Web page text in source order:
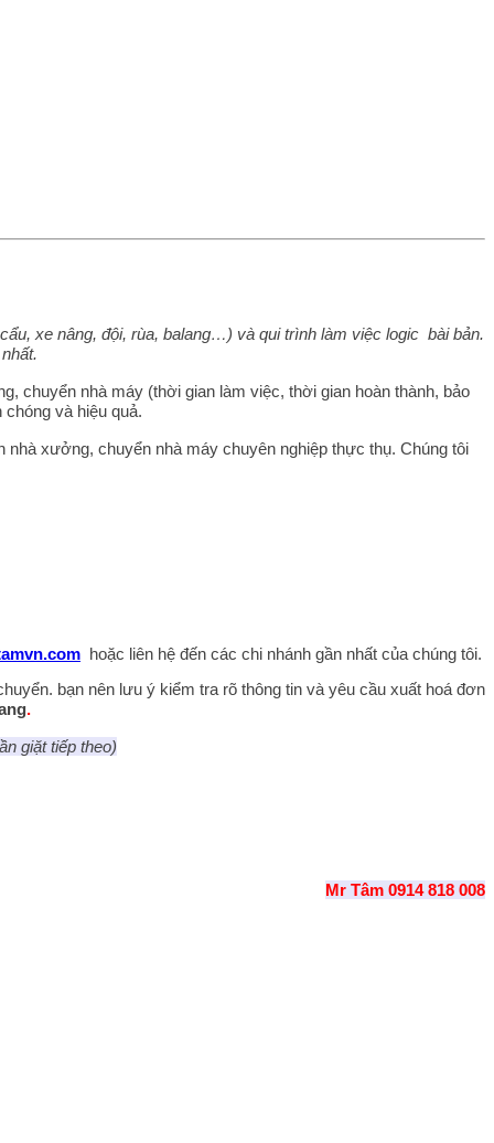
xe nâng, đội, rùa, balang…) và qui trình làm việc logic bài bản.
chuyển nhà máy (thời gian làm việc, thời gian hoàn thành, bảo
và hiệu quả.
nhà xưởng, chuyển nhà máy chuyên nghiệp thực thụ. Chúng tôi
hoặc liên hệ đến các chi nhánh gần nhất của chúng tôi.
bạn nên lưu ý kiểm tra rõ thông tin và yêu cầu xuất hoá đơn
.
giặt tiếp theo)
Mr Tâm 0914 818 008